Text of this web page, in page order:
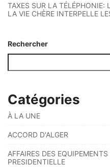
TAXES SUR LA TÉLÉPHONIE:
LA VIE CHÈRE INTERPELLE
Rechercher
Catégories
À LA UNE
ACCORD D'ALGER
AFFAIRES DES
PRESIDENTIELLE